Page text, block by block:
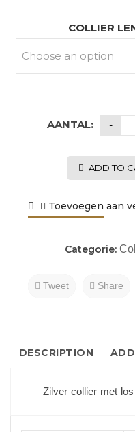
COLLIER
AANTAL:
ADD TO
Toevoegen aan
Categorie:
Tweet Share
DESCRIPTION
Zilver collier met